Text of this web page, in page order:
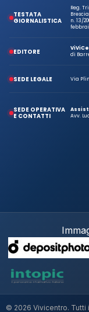
TESTATA
GIORNALISTICA
Reg.
Brescia
n. 13/
EDITORE
di
SEDE LEGALE Via
SEDE OPERATIVA
E CONTATTI
Avv.
© 2026 Vivicentro. Tutti